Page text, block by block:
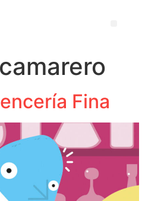
camarero
Fina